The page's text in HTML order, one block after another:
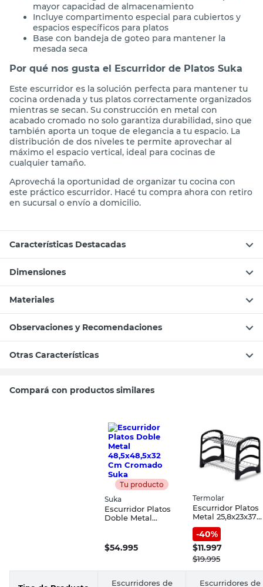
mayor capacidad de almacenamiento
Incluye compartimento especial para cubiertos y
espacios específicos para platos
Base con bandeja de goteo para mantener la
mesada seca
Por qué nos gusta el Escurridor de Platos Suka
Este escurridor es la solución perfecta para mantener tu
cocina ordenada y tus platos correctamente organizados
mientras se secan. Su construcción en metal con
acabado cromado no solo garantiza durabilidad, sino que
también aporta un toque de elegancia a tu espacio. La
distribución de dos niveles te permite aprovechar al
máximo el espacio vertical, ideal para cocinas de
cualquier tamaño.
Aprovechá la oportunidad de organizar tu cocina con
este práctico escurridor. Hacé tu compra ahora con retiro
en sucursal o envío a domicilio.
Características Destacadas
Dimensiones
Materiales
Observaciones y Recomendaciones
Otras Características
Compará con productos similares
Tu producto
Suka
Escurridor Platos
Doble Metal
$54.995
Termolar
Escurridor Platos
Metal 25,8x23x37
Cm Negro
Termolar
-40%
$11.997
$19.995
Escurridores de Escurridores de